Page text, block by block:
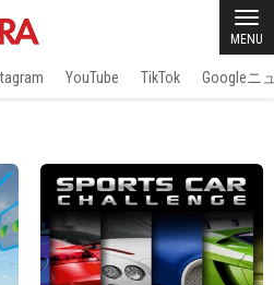
MENU
YouTube TikTok Googleニ